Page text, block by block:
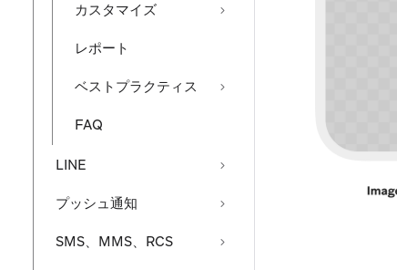
カスタマイズ
レポート
ベストプラクティス
FAQ
LINE
プッシュ通知
SMS、MMS、RCS